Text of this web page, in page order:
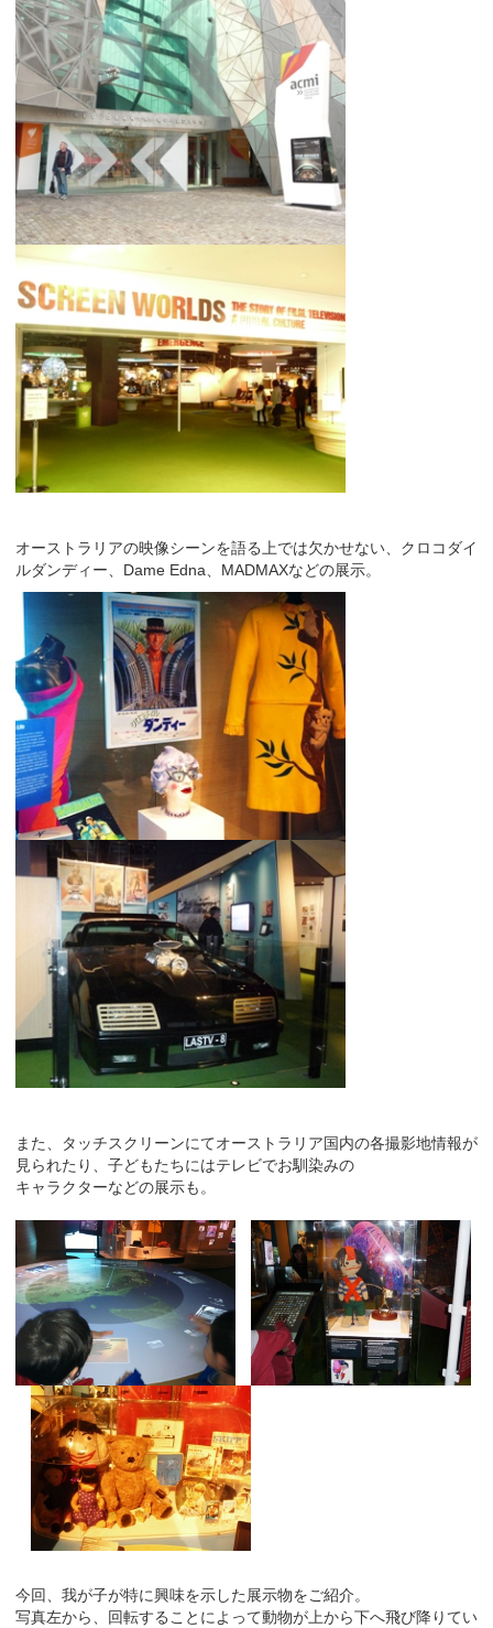
オーストラリアの映像シーンを語る上では欠かせない、クロコダイ
ルダンディー、Dame Edna、MADMAXなどの展示。
また、タッチスクリーンにてオーストラリア国内の各撮影地情報が
見られたり、子どもたちにはテレビでお馴染みの
キャラクターなどの展示も。
今回、我が子が特に興味を示した展示物をご紹介。
写真左から、回転することによって動物が上から下へ飛び降りてい